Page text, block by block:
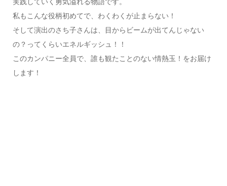
私もこんな役柄初めてで、わくわくが止まらない！
そして演出のさち子さんは、目からビームが出てんじゃない
の？ってくらいエネルギッシュ！！
このカンパニー全員で、誰も観たことのない情熱玉！をお届け
します！